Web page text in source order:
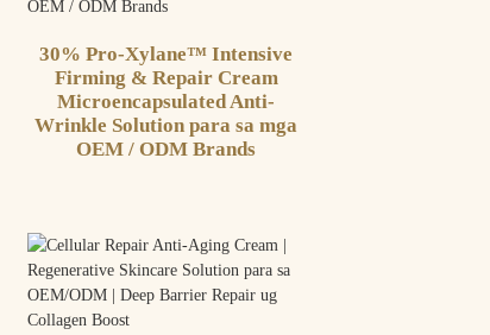
30% Pro-Xylane™ Intensive
Firming & Repair Cream
Microencapsulated Anti-
Wrinkle Solution para sa mga
OEM / ODM Brands